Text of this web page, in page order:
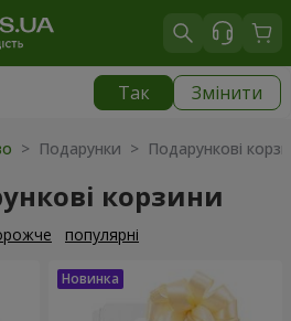
Так Змінити
> Подарунки > Подарункові
корзини
популярні